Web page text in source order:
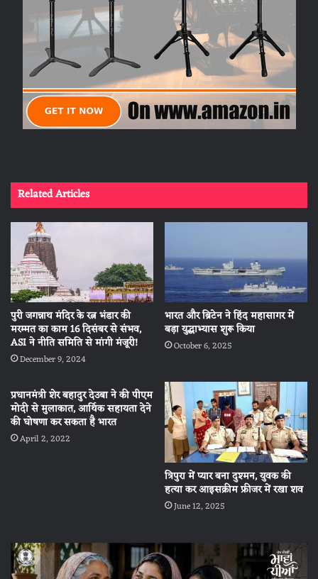
Related Articles
पुरी जगन्नाथ मंदिर के रत्न भंडार की
मरम्मत का काम 16 दिसंबर से संभव,
ASI ने नीति समिति से मांगी मंजूरी!
December 9, 2024
भारत और ब्रिटेन ने हिंद महासागर में
बड़ा युद्धाभ्यास शुरू किया
October 6, 2025
प्रधानमंत्री शेर बहादुर देउबा ने की पीएम
मोदी से मुलाकात, आर्थिक सहायता देने
की घोषणा कर सकता है भारत
April 2, 2022
त्रिपुरा में प्यार बना दुश्मन, युवक की
हत्या कर आइसक्रीम फ्रीजर में रखा शव
June 12, 2025